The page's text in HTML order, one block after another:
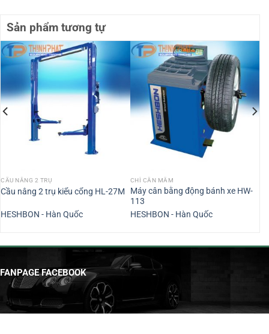
Sản phẩm tương tự
CẦU NÂNG 2 TRỤ
Cầu nâng 2 trụ kiểu cổng HL-27M
HESHBON - Hàn Quốc
CHÌ CÂN MÂM
Máy cân bằng động bánh xe HW-
113
HESHBON - Hàn Quốc
FANPAGE FACEBOOK